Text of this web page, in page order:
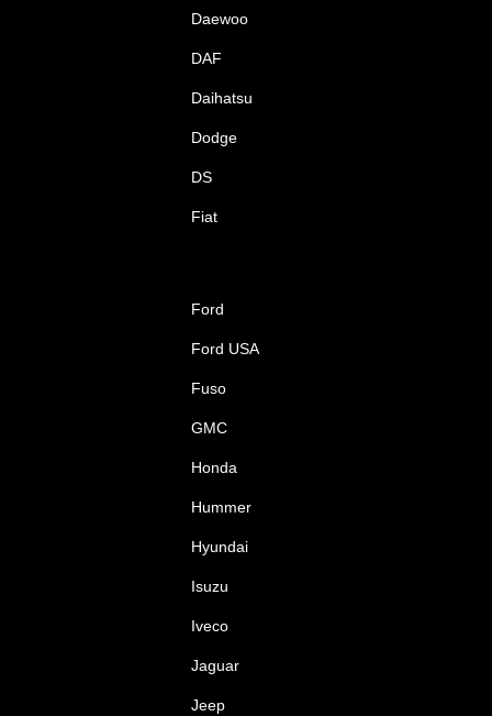
Daewoo
DAF
Daihatsu
Dodge
DS
Fiat
Ford
Ford USA
Fuso
GMC
Honda
Hummer
Hyundai
Isuzu
Iveco
Jaguar
Jeep